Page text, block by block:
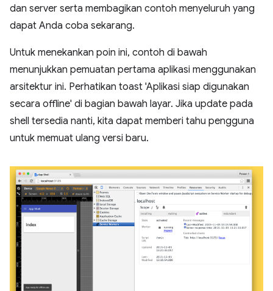
dan server serta membagikan contoh menyeluruh yang
dapat Anda coba sekarang.
Untuk menekankan poin ini, contoh di bawah
menunjukkan pemuatan pertama aplikasi menggunakan
arsitektur ini. Perhatikan toast 'Aplikasi siap digunakan
secara offline' di bagian bawah layar. Jika update pada
shell tersedia nanti, kita dapat memberi tahu pengguna
untuk memuat ulang versi baru.